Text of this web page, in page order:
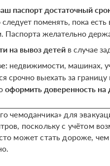
паспорт достаточный
следует поменять, пока
Паспорта желательно
на вывоз детей в случае
недвижимости, машинах,
срочно выехать за
оформить доверенность на
чемоданчика» для
поскольку с учётом
может стать дороже,